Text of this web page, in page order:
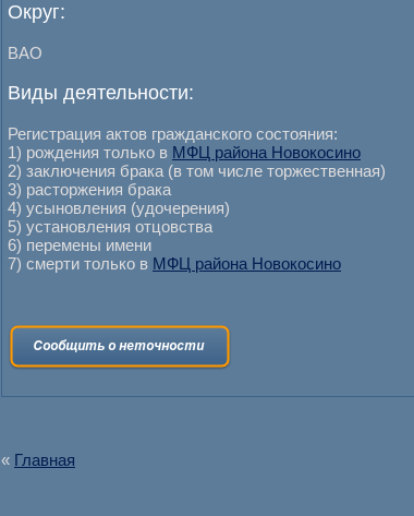
Округ:
ВАО
Виды деятельности:
Регистрация актов гражданского состояния:
1) рождения только в МФЦ района Новокосино
2) заключения брака (в том числе торжественная)
3) расторжения брака
4) усыновления (удочерения)
5) установления отцовства
6) перемены имени
7) смерти только в МФЦ района Новокосино
« Главная